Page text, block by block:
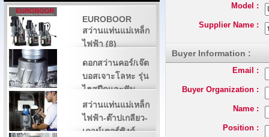
Model :
Supplier Name :
Buyer Information :
Email :
Buyer Organization :
Name :
Position :
EUROBOOR
สว่านแท่นแม่เหล็ก
ไฟฟ้า (8)
ดอกสว่านคอร์/เจ๊ต
บอสเจาะโลหะ รุ่น
ไฮสปีดและฟัน
คาร์ไบด์ (3)
สว่านแท่นแม่เหล็ก
ไฟฟ้า-ต๊าปเกลียว-
เคาน์เตอร์ซิงค์-